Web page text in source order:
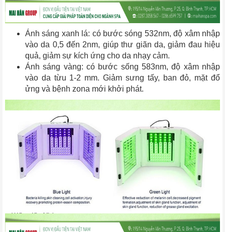
Ánh sáng xanh lá: có bước sóng 532nm, độ xâm nhập
vào da 0,5 đến 2nm, giúp thư giãn da, giảm đau hiệu
quả, giảm sự kích ứng cho da nhạy cảm.
Ánh sáng vàng: có bước sống 583nm, độ xâm nhập
vào da từu 1-2 mm. Giảm sưng tấy, ban đỏ, mặt đổ
ửng và bệnh zona mới khởi phát.